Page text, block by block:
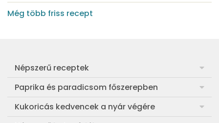
Még több friss recept
Népszerű receptek
Frankfurti leves
Egyszerű muffin
Aranygaluska
Paprika és paradicsom főszerepben
Pan con Tomate
Kukoricás kedvencek a nyár végére